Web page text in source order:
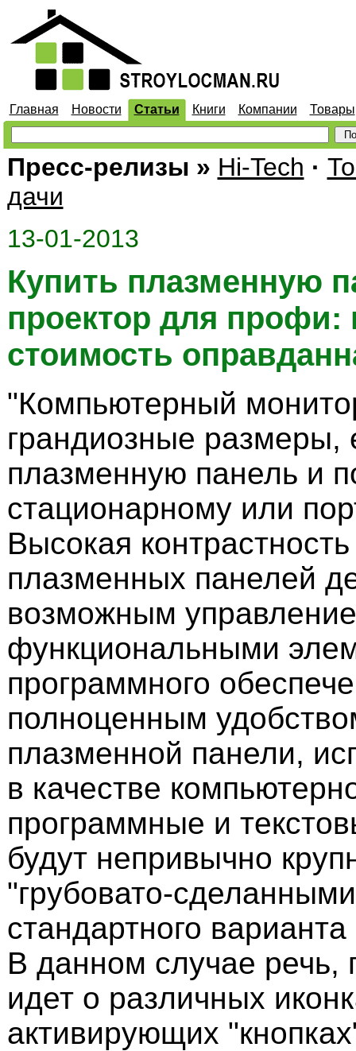
Главная Новости Статьи Книги Компании Товары
Пресс-релизы » Hi-Tech ·
дачи
13-01-2013
Купить плазменную
проектор для профи:
стоимость
"Компьютерный
грандиозные размеры,
плазменную панель и
стационарному или
Высокая
плазменных панелей
возможным управление
функциональными
программного
полноценным
плазменной панели,
в качестве
программные и
будут непривычно
"грубовато-
стандартного
В данном случае речь,
идет о различных
активирующих